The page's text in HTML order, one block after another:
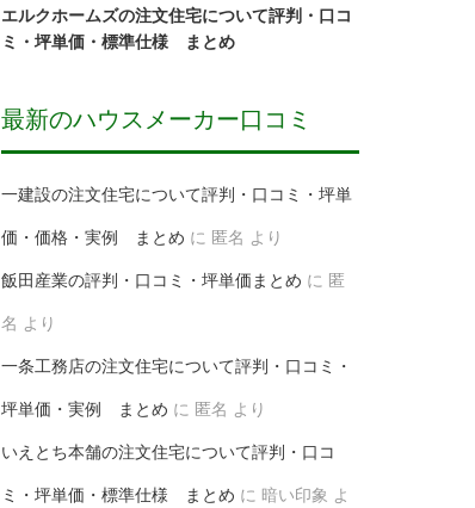
エルクホームズの注文住宅について評判・口コ
ミ・坪単価・標準仕様 まとめ
最新のハウスメーカー口コミ
一建設の注文住宅について評判・口コミ・坪単
価・価格・実例 まとめ に 匿名 より
飯田産業の評判・口コミ・坪単価まとめ に 匿
名 より
一条工務店の注文住宅について評判・口コミ・
坪単価・実例 まとめ に 匿名 より
いえとち本舗の注文住宅について評判・口コ
ミ・坪単価・標準仕様 まとめ に 暗い印象 よ